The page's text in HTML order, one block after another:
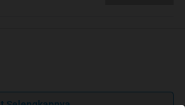
Selengkapnya